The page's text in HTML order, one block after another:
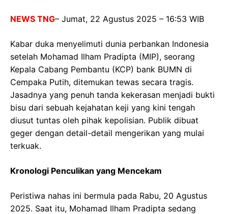
NEWS TNG– Jumat, 22 Agustus 2025 – 16:53 WIB
Kabar duka menyelimuti dunia perbankan Indonesia
setelah Mohamad Ilham Pradipta (MIP), seorang
Kepala Cabang Pembantu (KCP) bank BUMN di
Cempaka Putih, ditemukan tewas secara tragis.
Jasadnya yang penuh tanda kekerasan menjadi bukti
bisu dari sebuah kejahatan keji yang kini tengah
diusut tuntas oleh pihak kepolisian. Publik dibuat
geger dengan detail-detail mengerikan yang mulai
terkuak.
Kronologi Penculikan yang Mencekam
Peristiwa nahas ini bermula pada Rabu, 20 Agustus
2025. Saat itu, Mohamad Ilham Pradipta sedang